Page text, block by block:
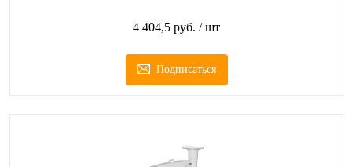
4 404,5 руб. / шт
Подписаться